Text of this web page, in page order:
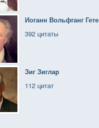
Иоганн Вольфганг Гете
392 цитаты
Зиг Зиглар
112 цитат